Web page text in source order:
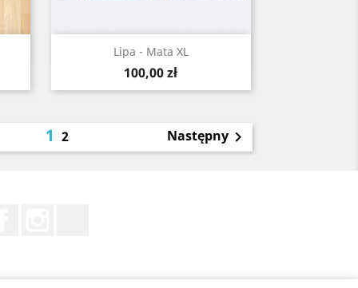
Lipa - Mata XL
Cena
100,00 zł
Szybki podgląd
1 2 Następny